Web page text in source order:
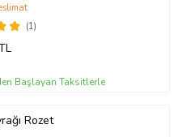
(1)
Başlayan Taksitlerle
Rozet